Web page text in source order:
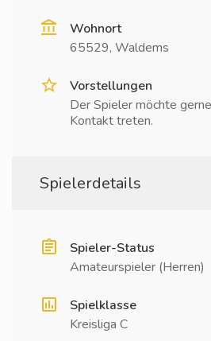
Wohnort
65529, Waldems
Vorstellungen
Der Spieler möchte
Kontakt treten.
Spielerdetails
Spieler-Status
Amateurspieler (Herren)
Spielklasse
Kreisliga C